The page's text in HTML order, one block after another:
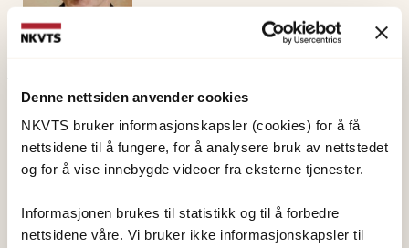
Denne nettsiden anvender cookies
NKVTS bruker informasjonskapsler (cookies) for å få
nettsidene til å fungere, for å analysere bruk av nettstedet
og for å vise innebygde videoer fra eksterne tjenester.
Informasjonen brukes til statistikk og til å forbedre
nettsidene våre. Vi bruker ikke informasjonskapsler til
Publisert:19. mars 2026
Sist redigert: 6. august 2026